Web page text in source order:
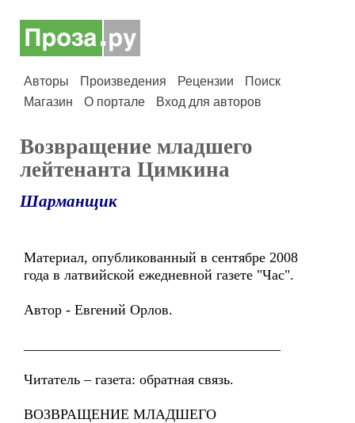
Авторы Произведения Рецензии
Поиск
Магазин
О портале Вход для авторов
Возвращение младшего
лейтенанта Цимкина
Шарманщик
Материал, опубликованный в сентябре 2008
года в латвийской ежедневной газете "Час".
Автор - Евгений Орлов.
Читатель – газета: обратная связь.
ВОЗВРАЩЕНИЕ МЛАДШЕГО